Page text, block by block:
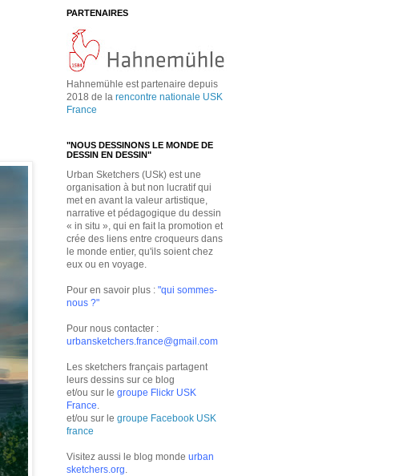
PARTENAIRES
Hahnemühle est partenaire depuis
2018 de la rencontre nationale USK
France
"NOUS DESSINONS LE MONDE DE
DESSIN EN DESSIN"
Urban Sketchers (USk) est une
organisation à but non lucratif qui
met en avant la valeur artistique,
narrative et pédagogique du dessin
« in situ », qui en fait la promotion et
crée des liens entre croqueurs dans
le monde entier, qu'ils soient chez
eux ou en voyage.
Pour en savoir plus : "qui sommes-
nous ?"
Pour nous contacter :
urbansketchers.france@gmail.com
Les sketchers français partagent
leurs dessins sur ce blog
et/ou sur le groupe Flickr USK
France
et/ou sur le groupe Facebook USK
france
Visitez aussi le blog monde urban
sketchers.org